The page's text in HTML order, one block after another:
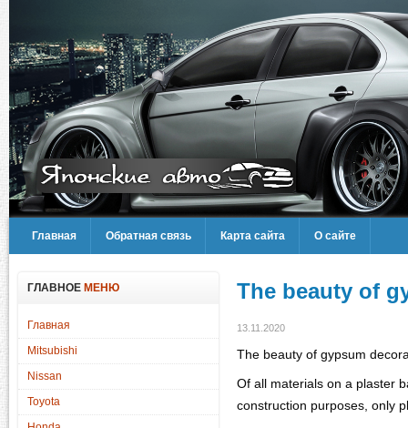
Главная Обратная связь Карта сайта О сайте
ГЛАВНОЕ МЕНЮ
Главная
Mitsubishi
Nissan
Toyota
The beauty of
13.11.2020
The beauty of gypsum
Of all materials on a plaster
construction purposes, only